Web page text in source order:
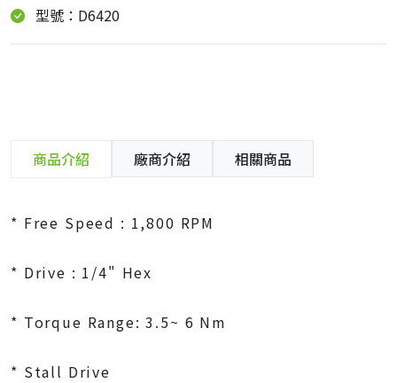
型號：D6420
商品介紹 廠商介紹 相關商品
* Free Speed : 1,800 RPM
* Drive : 1/4" Hex
* Torque Range: 3.5~ 6 Nm
* Stall Drive